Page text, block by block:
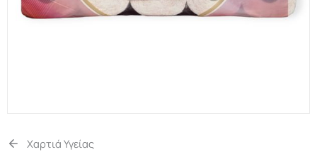
Χαρτιά Υγείας